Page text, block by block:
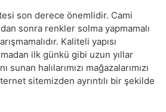
son derece önemlidir. Cami
sonra renkler solma yapmamalı
Kaliteli yapısı
ilk günkü gibi uzun yıllar
sunan halılarımızı mağazalarımızı
sitemizden ayrıntılı bir şekilde